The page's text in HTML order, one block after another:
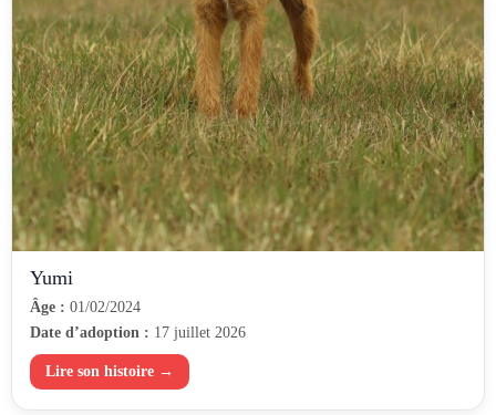
Yumi
Âge : 01/02/2024
Date d’adoption : 17 juillet 2026
Lire son histoire →